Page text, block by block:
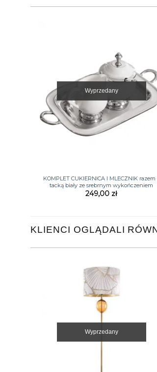
Wyprzedany
KOMPLET CUKIERNICA I MLECZNIK razem
tacką biały ze srebrnym wykończeniem
249,00 zł
KLIENCI OGLĄDALI
Wyprzedany